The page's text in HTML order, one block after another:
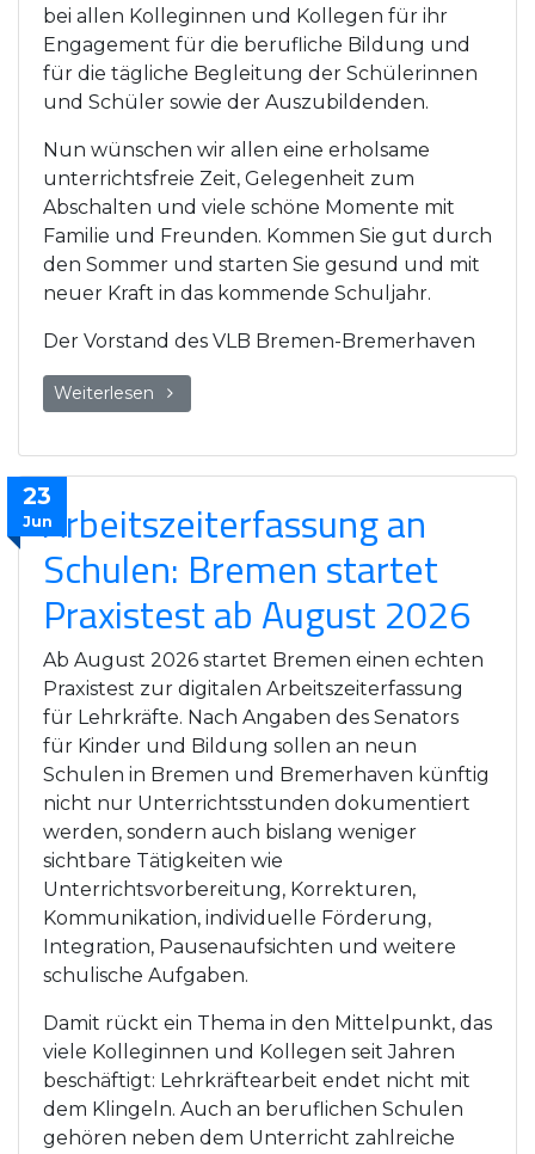
bei allen Kolleginnen und Kollegen für ihr
Engagement für die berufliche Bildung und
für die tägliche Begleitung der Schülerinnen
und Schüler sowie der Auszubildenden.
Nun wünschen wir allen eine erholsame
unterrichtsfreie Zeit, Gelegenheit zum
Abschalten und viele schöne Momente mit
Familie und Freunden. Kommen Sie gut durch
den Sommer und starten Sie gesund und mit
neuer Kraft in das kommende Schuljahr.
Der Vorstand des VLB Bremen-Bremerhaven
Weiterlesen
23
JunArbeitszeiterfassung an
Schulen: Bremen startet
Praxistest ab August 2026
Ab August 2026 startet Bremen einen echten
Praxistest zur digitalen Arbeitszeiterfassung
für Lehrkräfte. Nach Angaben des Senators
für Kinder und Bildung sollen an neun
Schulen in Bremen und Bremerhaven künftig
nicht nur Unterrichtsstunden dokumentiert
werden, sondern auch bislang weniger
sichtbare Tätigkeiten wie
Unterrichtsvorbereitung, Korrekturen,
Kommunikation, individuelle Förderung,
Integration, Pausenaufsichten und weitere
schulische Aufgaben.
Damit rückt ein Thema in den Mittelpunkt, das
viele Kolleginnen und Kollegen seit Jahren
beschäftigt: Lehrkräftearbeit endet nicht mit
dem Klingeln. Auch an beruflichen Schulen
gehören neben dem Unterricht zahlreiche